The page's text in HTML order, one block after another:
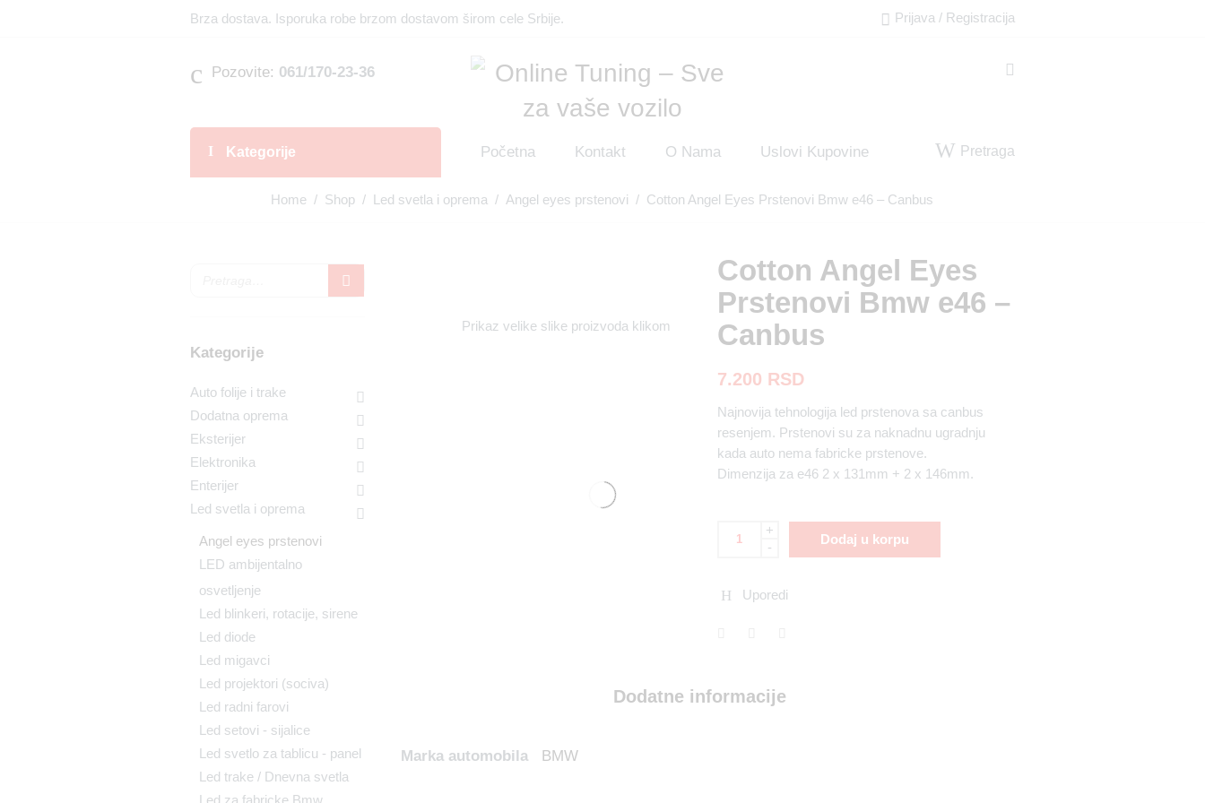
Brza dostava. Isporuka robe brzom dostavom širom cele Srbije. Prijava / Registracija
Pozovite: 061/170-23-36
Kategorije Početna Kontakt O Nama Uslovi Kupovine Pretraga
Home / Shop / Led svetla i oprema / Angel eyes prstenovi / Cotton Angel Eyes Prstenovi Bmw e46 – Canbus
Prikaz velike slike proizvoda klikom
Cotton Angel Eyes
Prstenovi Bmw e46 –
Canbus
7.200 RSD
Najnovija tehnologija led prstenova sa canbus
resenjem. Prstenovi su za naknadnu ugradnju
kada auto nema fabricke prstenove.
Dimenzija za e46 2 x 131mm + 2 x 146mm.
+
-
Dodaj u korpu
Uporedi
Dodatne informacije
Marka automobila BMW
Kategorije
Auto folije i trake
Dodatna oprema
Eksterijer
Elektronika
Enterijer
Led svetla i oprema
Angel eyes prstenovi
LED ambijentalno
osvetljenje
Led blinkeri, rotacije, sirene
Led diode
Led migavci
Led projektori (sociva)
Led radni farovi
Led setovi - sijalice
Led svetlo za tablicu - panel
Led trake / Dnevna svetla